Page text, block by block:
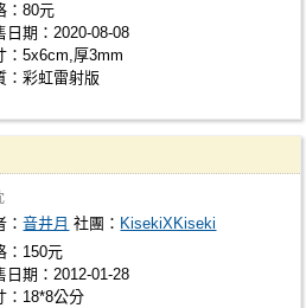
：80元
日期：2020-08-08
：5x6cm,厚3mm
：彩虹雷射版
：音井月 社團： KisekiXKiseki
：150元
日期：2012-01-28
：18*8公分